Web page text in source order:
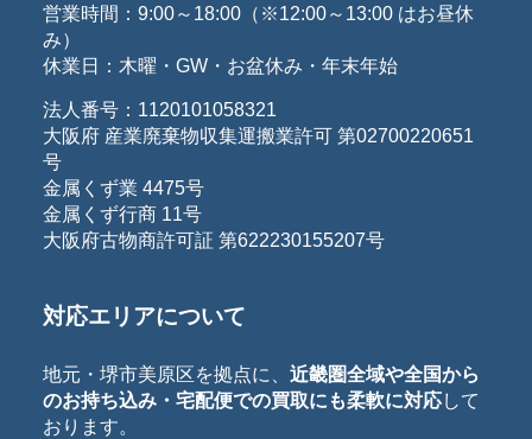
営業時間：9:00～18:00（※12:00～13:00 はお昼休
み）
休業日：木曜・GW・お盆休み・年末年始
法人番号：1120101058321
大阪府 産業廃棄物収集運搬業許可 第02700220651
号
金属くず業 4475号
金属くず行商 11号
大阪府古物商許可証 第622230155207号
対応エリアについて
地元・堺市美原区を拠点に、 近畿圏全域や全国から
のお持ち込み・宅配便での買取にも柔軟に対応して
おります。